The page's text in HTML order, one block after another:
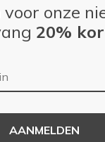
voor onze
20%
AANMELDEN